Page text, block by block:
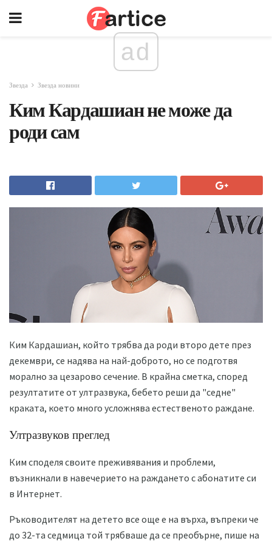
ad
Звезда Звезда новини
Ким Кардашиан не може да
роди сам
Ким Кардашиан, който трябва да роди второ дете през
декември, се надява на най-доброто, но се подготвя
морално за цезарово сечение. В крайна сметка, според
резултатите от ултразвука, бебето реши да "седне"
краката, което много усложнява естественото раждане.
Ултразвуков преглед
Ким споделя своите преживявания и проблеми,
възникнали в навечерието на раждането с абонатите си
в Интернет.
Ръководителят на детето все още е на върха, въпреки че
до 32-та седмица той трябваше да се преобърне, пише на